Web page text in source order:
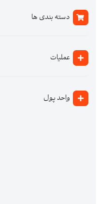
دسته بندی ها
عملیات
واحد پول